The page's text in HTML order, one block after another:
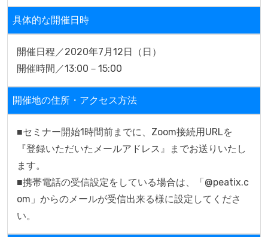
具体的な開催日時
開催日程／2020年7月12日（日）
開催地の住所・アクセス方法
■セミナー開始1時間前までに、Zoom接続用URLを
『登録いただいたメールアドレス』までお送りいたし
ます。
■携帯電話の受信設定をしている場合は、「@peatix.c
om」からのメールが受信出来る様に設定してくださ
い。